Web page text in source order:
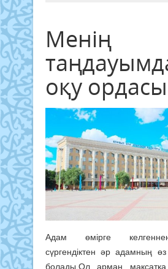
Менің
оқу ордасы
Адам өмірге
сүргендіктен әр адамның
болады.Ол арман